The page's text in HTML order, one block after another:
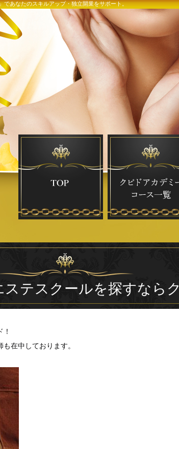
であなたのスキルアップ・独立開業をサポート。
ステスクールを探すなら
在中しております。